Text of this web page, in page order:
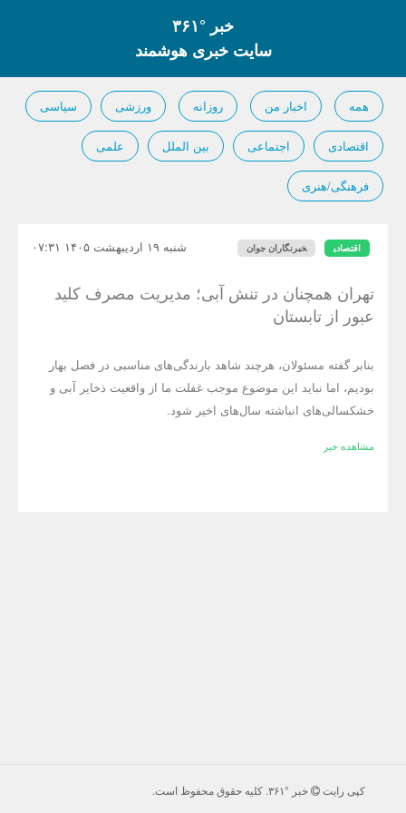
خبر °۳۶۱
سایت خبری هوشمند
همه اخبار من روزانه ورزشی سیاسی
اقتصادی اجتماعی بین الملل علمی
فرهنگی/هنری
شنبه ۱۹ اردیبهشت ۱۴۰۵ ۰۷:۳۱ اقتصادی خبرنگاران جوان
تهران همچنان در تنش آبی؛ مدیریت مصرف کلید
عبور از تابستان
بنابر گفته مسئولان، هرچند شاهد بارندگی‌های مناسبی در فصل بهار
بودیم، اما نباید این موضوع موجب غفلت ما از واقعیت ذخایر آبی و
خشکسالی‌های انباشته سال‌های اخیر شود.
مشاهده خبر
کپی رایت خبر °۳۶۱ . كليه حقوق محفوظ است.